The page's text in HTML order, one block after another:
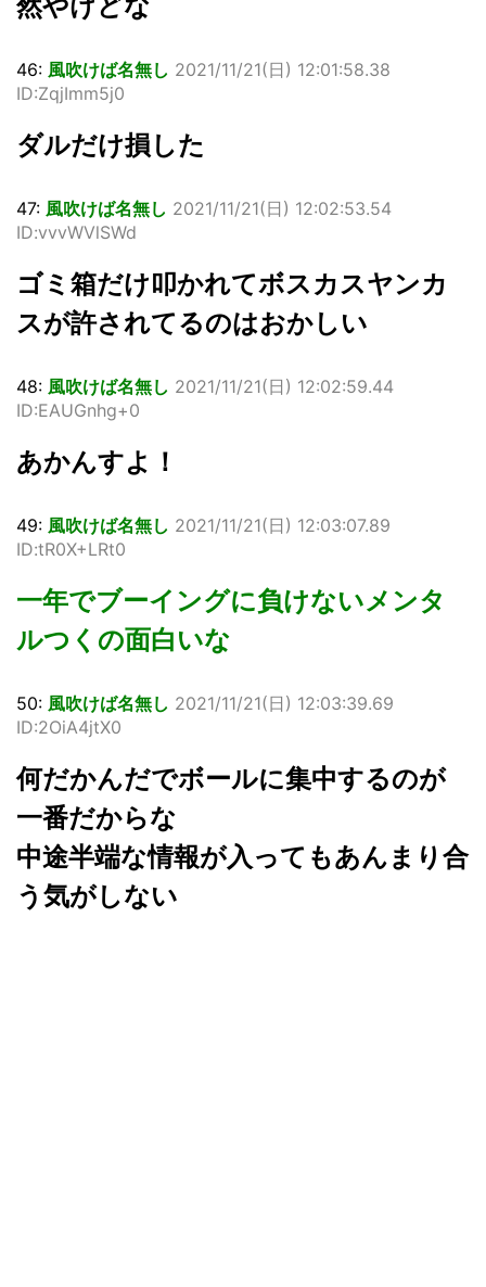
46: 風吹けば名無し 2021/11/21(日) 12:01:58.38
ID:ZqjImm5j0
ダルだけ損した
47: 風吹けば名無し 2021/11/21(日) 12:02:53.54
ID:vvvWVlSWd
ゴミ箱だけ叩かれてボスカスヤンカ
スが許されてるのはおかしい
48: 風吹けば名無し 2021/11/21(日) 12:02:59.44
ID:EAUGnhg+0
あかんすよ！
49: 風吹けば名無し 2021/11/21(日) 12:03:07.89
ID:tR0X+LRt0
一年でブーイングに負けないメンタ
ルつくの面白いな
50: 風吹けば名無し 2021/11/21(日) 12:03:39.69
ID:2OiA4jtX0
何だかんだでボールに集中するのが
一番だからな
中途半端な情報が入ってもあんまり合
う気がしない